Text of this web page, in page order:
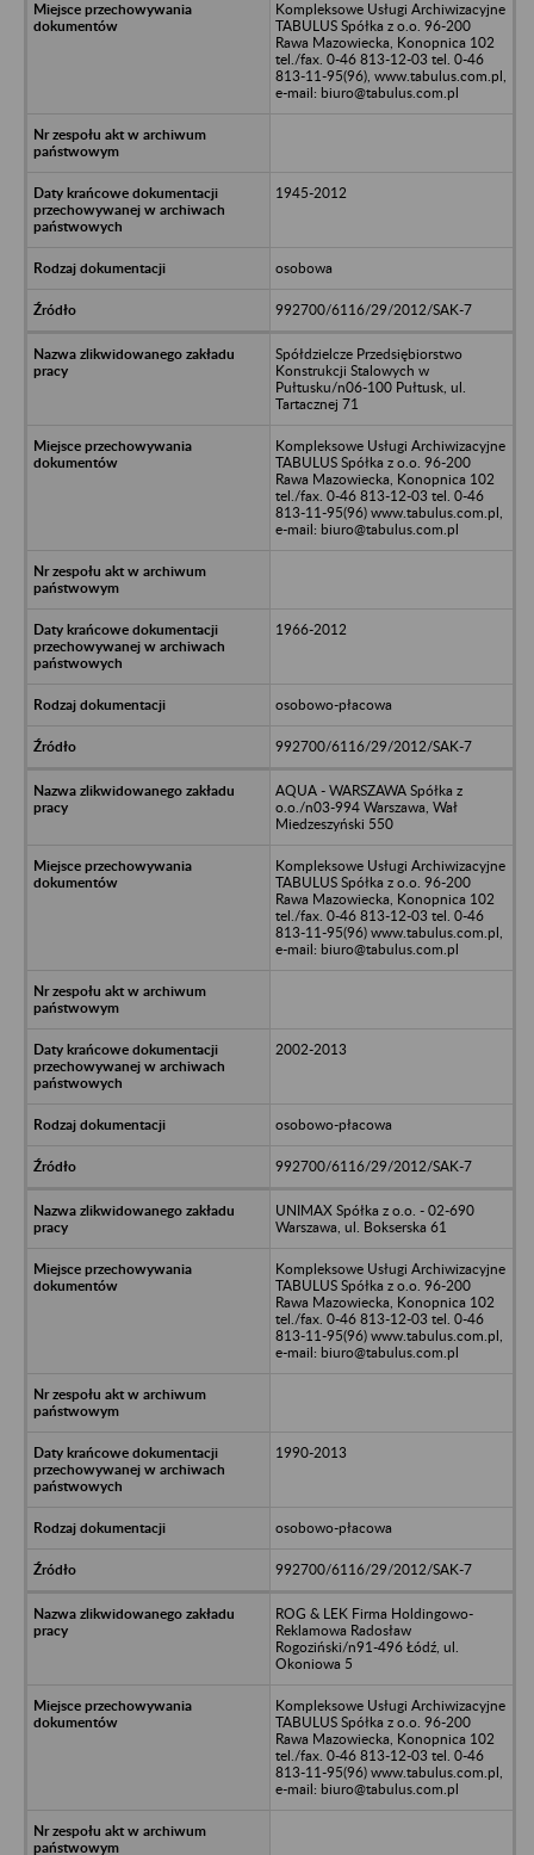
Kompleksowe Usługi Archiwizacyjne
TABULUS Spółka z o.o. 96-200
Rawa Mazowiecka, Konopnica 102
tel./fax. 0-46 813-12-03 tel. 0-46
813-11-95(96), www.tabulus.com.pl,
e-mail: biuro@tabulus.com.pl
1945-2012
osobowa
992700/6116/29/2012/SAK-7
Spółdzielcze Przedsiębiorstwo
Konstrukcji Stalowych w
Pułtusku/n06-100 Pułtusk, ul.
Tartacznej 71
Kompleksowe Usługi Archiwizacyjne
TABULUS Spółka z o.o. 96-200
Rawa Mazowiecka, Konopnica 102
tel./fax. 0-46 813-12-03 tel. 0-46
813-11-95(96) www.tabulus.com.pl,
e-mail: biuro@tabulus.com.pl
1966-2012
osobowo-płacowa
992700/6116/29/2012/SAK-7
AQUA - WARSZAWA Spółka z
o.o./n03-994 Warszawa, Wał
Miedzeszyński 550
Kompleksowe Usługi Archiwizacyjne
TABULUS Spółka z o.o. 96-200
Rawa Mazowiecka, Konopnica 102
tel./fax. 0-46 813-12-03 tel. 0-46
813-11-95(96) www.tabulus.com.pl,
e-mail: biuro@tabulus.com.pl
2002-2013
osobowo-płacowa
992700/6116/29/2012/SAK-7
UNIMAX Spółka z o.o. - 02-690
Warszawa, ul. Bokserska 61
Kompleksowe Usługi Archiwizacyjne
TABULUS Spółka z o.o. 96-200
Rawa Mazowiecka, Konopnica 102
tel./fax. 0-46 813-12-03 tel. 0-46
813-11-95(96) www.tabulus.com.pl,
e-mail: biuro@tabulus.com.pl
1990-2013
osobowo-płacowa
992700/6116/29/2012/SAK-7
ROG & LEK Firma Holdingowo-
Reklamowa Radosław
Rogoziński/n91-496 Łódź, ul.
Okoniowa 5
Kompleksowe Usługi Archiwizacyjne
TABULUS Spółka z o.o. 96-200
Rawa Mazowiecka, Konopnica 102
tel./fax. 0-46 813-12-03 tel. 0-46
813-11-95(96) www.tabulus.com.pl,
e-mail: biuro@tabulus.com.pl